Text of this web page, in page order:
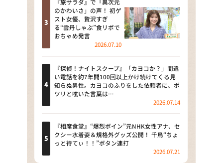
本日はダイアンなり！シーズン２
朝だ！生です旅サラダ
教えて！ニュースライブ 正義の
ミカタ
ＬＩＦＥ～夢のカタチ～
新婚さんいらっしゃい！
ポツンと一軒家
ザキ山小屋本館
のかわいさ」の声！ 初ゲ
スト女優、贅沢すぎ
る“雲丹しゃぶ”食リポで
おちゃめ発言
2026.07.10
『探偵！ナイトスクープ』「カヨコか？」間違
い電話を約7年間100回以上かけ続けてくる見
知らぬ男性。カヨコのふりをした依頼者に、ポ
ツリと呟いた言葉は…
2026.07.14
『相席食堂』“爆烈ボイン”元NHK女性アナ、セ
クシー水着姿＆規格外グッズ公開！ 千鳥“ちょ
っと待てぃ！！”ボタン連打
2026.07.21